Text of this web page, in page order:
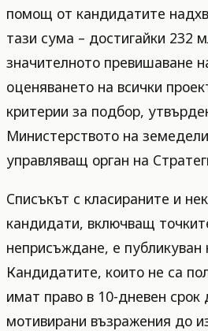
помощ от кандидатите
тази сума – достигайки 232
значителното превишаване
оценяването на всички
критерии за подбор,
Министерството на
управляващ орган на
Списъкът с класираните и
кандидати, включващ
неприсъждане, е
Кандидатите, които не са
имат право в 10-дневен
мотивирани възражения до